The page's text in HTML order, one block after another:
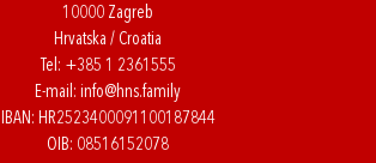
10000 Zagreb
Hrvatska / Croatia
Tel: +385 1 2361555
E-mail: info@hns.family
IBAN: HR2523400091100187844
OIB: 08516152078